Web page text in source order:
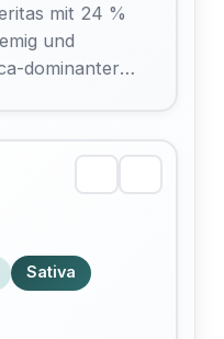
mit 24 %
und
dominanter
Sativa